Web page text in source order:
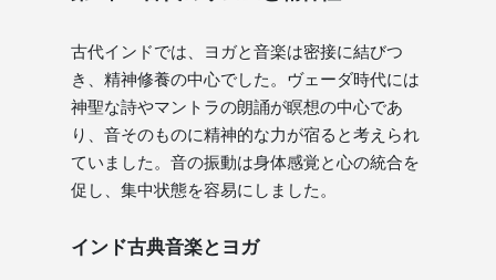
古代インドでは、ヨガと音楽は密接に結びつ
き、精神修養の中心でした。ヴェーダ時代には
神聖な詩やマントラの朗誦が瞑想の中心であ
り、音そのものに精神的な力が宿ると考えられ
ていました。音の振動は身体感覚と心の統合を
促し、集中状態を容易にしました。
インド古典音楽とヨガ